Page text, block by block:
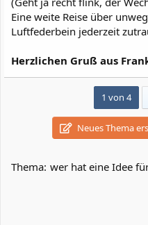
Eine weite Reise über
Luftfederbein jederzeit
Herzlichen Gruß aus
1 von 4
Neues Thema
Thema: wer hat eine Idee